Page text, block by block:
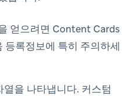
얻으려면 Content Cards
등록정보에 특히 주의하세
을 나타냅니다. 커스텀